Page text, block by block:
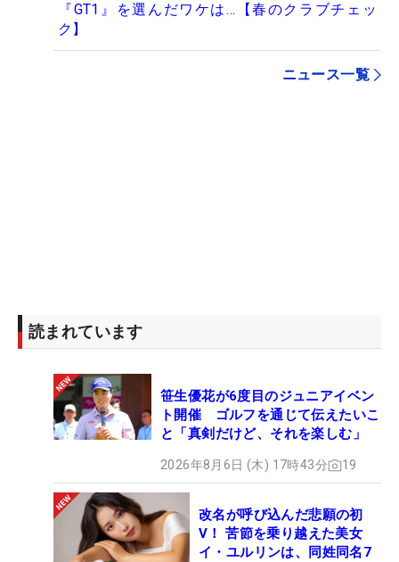
『GT1』を選んだワケは…【春のクラブチェッ
ク】
ニュース一覧
読まれています
笹生優花が6度目のジュニアイベン
ト開催 ゴルフを通じて伝えたいこ
と「真剣だけど、それを楽しむ」
2026年8月6日 (木) 17時43分 19
改名が呼び込んだ悲願の初
V！ 苦節を乗り越えた美女
イ・ユルリンは、同姓同名7